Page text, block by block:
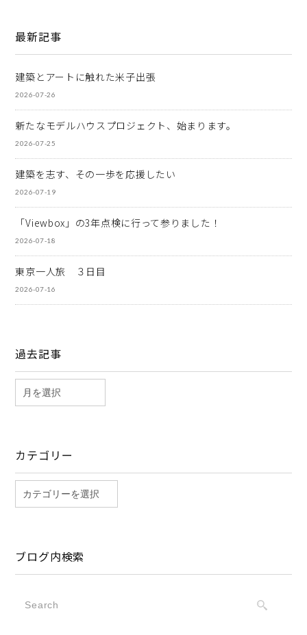
最新記事
建築とアートに触れた米子出張
2026-07-26
新たなモデルハウスプロジェクト、始まります。
2026-07-25
建築を志す、その一歩を応援したい
2026-07-19
「Viewbox」の3年点検に行って参りました！
2026-07-18
東京一人旅 ３日目
2026-07-16
過去記事
カテゴリー
ブログ内検索